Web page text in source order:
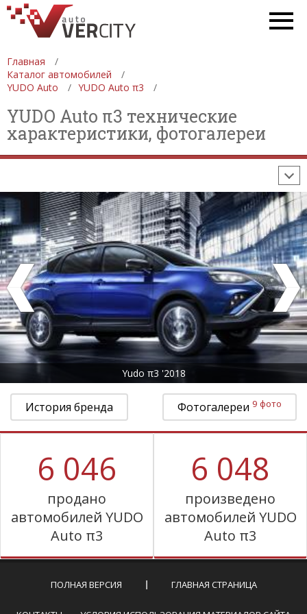
Главная
Каталог автомобилей
YUDO Auto
YUDO Auto π3
YUDO Auto π3 технические
характеристики, фотогалереи
СПЕЦТЕХНИКА
ФОРМУЛА 1
СТАТИСТИКА
ПРОИЗВОДСТВО АВТОМОБИЛЕЙ
ON-LINE КАЛЬКУЛЯТОРЫ
Yudo π3 '2018
История бренда Фотогалереи 9 фото
6 046
продано
автомобилей YUDO
Auto π3
6 048
произведено
автомобилей YUDO
Auto π3
ПОЛНАЯ ВЕРСИЯ ГЛАВНАЯ СТРАНИЦА